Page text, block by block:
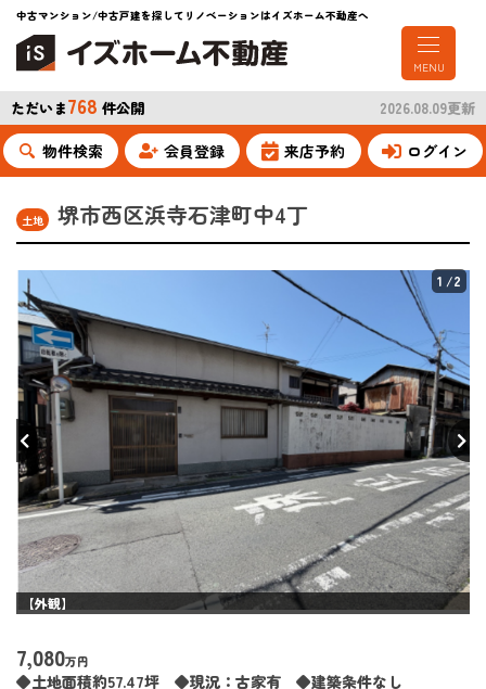
中古マンション/中古戸建を探してリノベーションはイズホーム不動産へ
MENU
ただいま768 件公開 2026.08.09更新
物件検索 会員登録 来店予約 ログイン
土地 堺市西区浜寺石津町中4丁
1 /2
【外観】
7,080万円
◆土地面積約57.47坪 ◆現況：古家有 ◆建築条件なし